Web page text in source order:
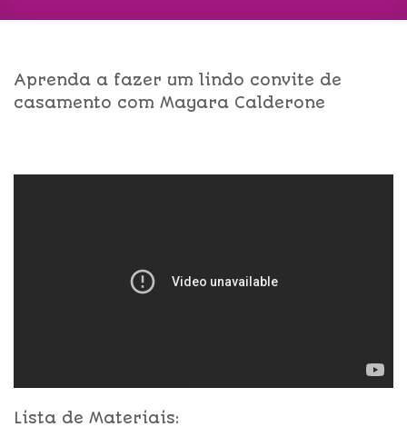
Aprenda a fazer um lindo convite de
casamento com Mayara Calderone
Lista de Materiais: